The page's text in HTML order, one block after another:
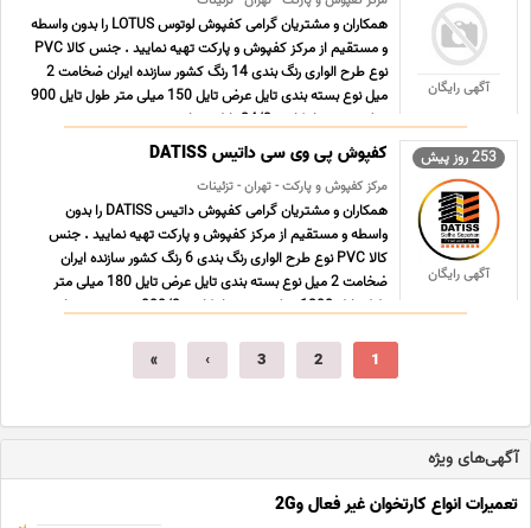
آگهی رایگان
همکاران و مشتریان گرامی کفپوش لوتوس LOTUS را بدون واسطه
و مستقیم از مرکز کفپوش و پارکت تهیه نمایید . جنس کالا PVC
نوع طرح الواری رنگ بندی 14 رنگ کشور سازنده ایران ضخامت 2
میل نوع بسته بندی تایل عرض تایل 150 میلی متر طول تایل 900
میلی متر متراژ کارتن 24/3 تایل تعداد در ... ...
253 روز پیش
آگهی رایگان
کفپوش پی وی سی داتیس DATISS
مرکز کفپوش و پارکت - تهران - تزئینات
همکاران و مشتریان گرامی کفپوش داتیس DATISS را بدون
واسطه و مستقیم از مرکز کفپوش و پارکت تهیه نمایید . جنس
کالا PVC نوع طرح الواری رنگ بندی 6 رنگ کشور سازنده ایران
ضخامت 2 میل نوع بسته بندی تایل عرض تایل 180 میلی متر
طول تایل 1200 میلی متر متراژ کارتن 888/3 متر مربع تعدا ...
1
2
3
›
»
آگهی‌های ویژه
تعمیرات انواع کارتخوان غیر فعال و2G